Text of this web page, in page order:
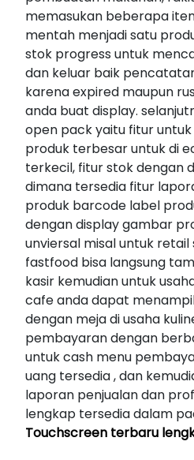
memasukan beberapa
mentah menjadi satu
stok progress untuk
dan keluar baik
karena expired maupun
anda buat display.
open pack yaitu fitur
produk terbesar untuk di
terkecil, fitur stok dengan
dimana tersedia fitur
produk barcode label
dengan display gambar
unviersal misal untuk
fastfood bisa langsung
kasir kemudian untuk
cafe anda dapat
dengan meja di usaha
pembayaran dengan
untuk cash menu
uang tersedia , dan
laporan penjualan dan
lengkap tersedia dalam
Touchscreen terbaru